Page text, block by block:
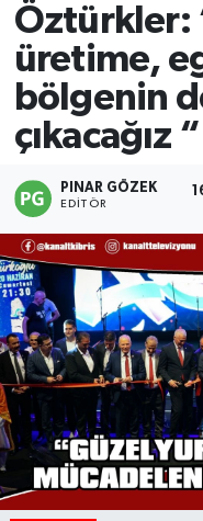
Öztürkler:
üretime,
bölgenin
çıkacağız “
PINAR GÖZEK
EDITÖR